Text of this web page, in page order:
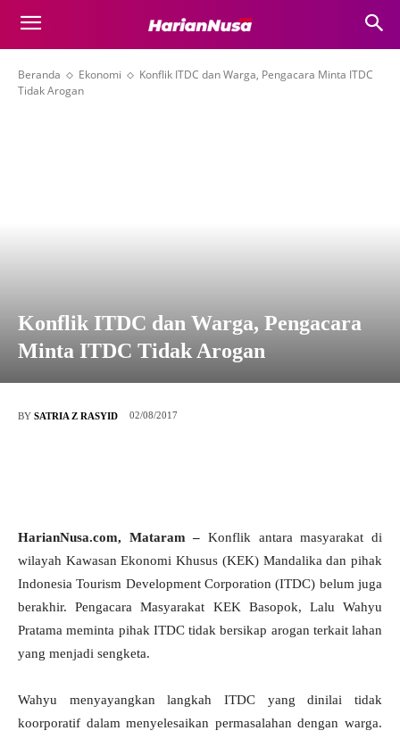
Beranda Ekonomi
Konflik ITDC dan Warga, Pengacara Minta ITDC
Tidak Arogan
Konflik ITDC dan Warga, Pengacara
Minta ITDC Tidak Arogan
BY SATRIA Z RASYID 02/08/2017
HarianNusa.com, Mataram – Konflik antara masyarakat di
wilayah Kawasan Ekonomi Khusus (KEK) Mandalika dan pihak
Indonesia Tourism Development Corporation (ITDC) belum juga
berakhir. Pengacara Masyarakat KEK Basopok, Lalu Wahyu
Pratama meminta pihak ITDC tidak bersikap arogan terkait lahan
yang menjadi sengketa.
Wahyu menyayangkan langkah ITDC yang dinilai tidak
koorporatif dalam menyelesaikan permasalahan dengan warga.